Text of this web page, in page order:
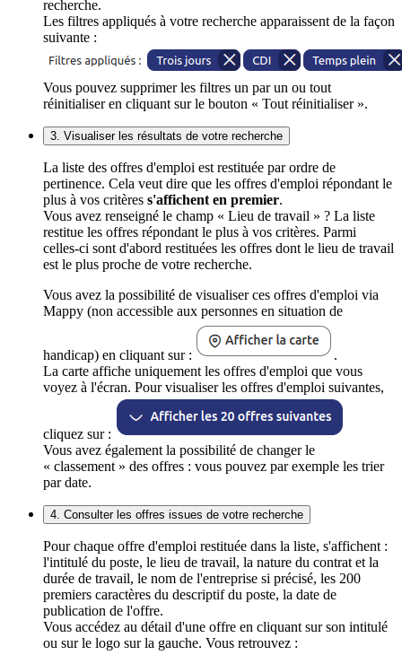
recherche.
Les filtres appliqués à votre recherche apparaissent de la façon
suivante :
Vous pouvez supprimer les filtres un par un ou tout
réinitialiser en cliquant sur le bouton « Tout réinitialiser ».
3. Visualiser les résultats de votre recherche
La liste des offres d'emploi est restituée par ordre de
pertinence. Cela veut dire que les offres d'emploi répondant le
plus à vos critères s'affichent en premier.
Vous avez renseigné le champ « Lieu de travail » ? La liste
restitue les offres répondant le plus à vos critères. Parmi
celles-ci sont d'abord restituées les offres dont le lieu de travail
est le plus proche de votre recherche.
Vous avez la possibilité de visualiser ces offres d'emploi via
Mappy (non accessible aux personnes en situation de
handicap) en cliquant sur :
.
La carte affiche uniquement les offres d'emploi que vous
voyez à l'écran. Pour visualiser les offres d'emploi suivantes,
cliquez sur :
Vous avez également la possibilité de changer le
« classement » des offres : vous pouvez par exemple les trier
par date.
4. Consulter les offres issues de votre recherche
Pour chaque offre d'emploi restituée dans la liste, s'affichent :
l'intitulé du poste, le lieu de travail, la nature du contrat et la
durée de travail, le nom de l'entreprise si précisé, les 200
premiers caractères du descriptif du poste, la date de
publication de l'offre.
Vous accédez au détail d'une offre en cliquant sur son intitulé
ou sur le logo sur la gauche. Vous retrouvez :